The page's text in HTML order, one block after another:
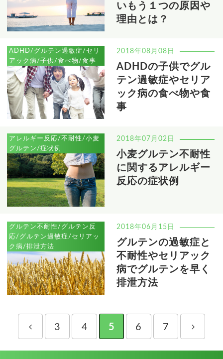
いもう１つの原因や
理由とは？
ADHD/グルテン過敏症/セリ
アック病/子供/食べ物/食事
2018年08月08日
ADHDの子供でグル
テン過敏症やセリア
ック病の食べ物や食
事
アレルギー反応/不耐性/小麦
グルテン/症状例
2018年07月02日
小麦グルテン不耐性
に関するアレルギー
反応の症状例
グルテン不耐性/グルテン反
応/グルテン過敏症/セリアッ
ク病/排泄方法
2018年06月15日
グルテンの過敏症と
不耐性やセリアック
病でグルテンを早く
排泄方法
3 4 5 6 7